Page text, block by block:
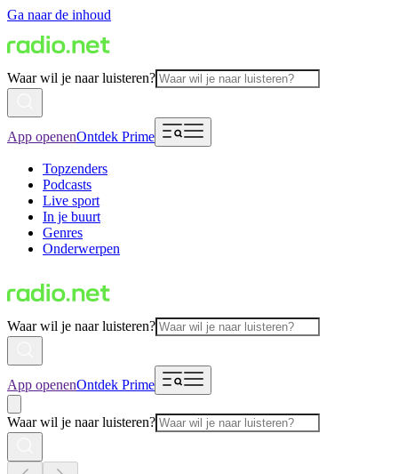
Ga naar de inhoud
Waar wil je naar luisteren?
App openenOntdek Prime
Topzenders
Podcasts
Live sport
In je buurt
Genres
Onderwerpen
Waar wil je naar luisteren?
App openenOntdek Prime
Waar wil je naar luisteren?